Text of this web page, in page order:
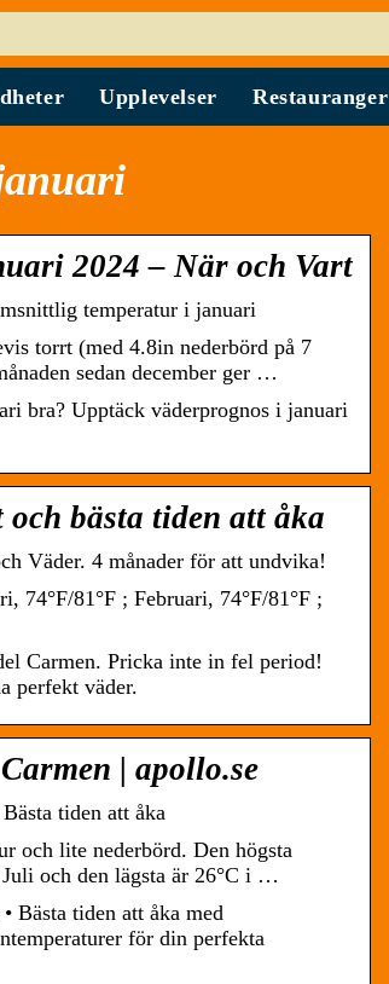
Upplevelser Restauranger
2024 – När och Vart
temperatur i januari
torrt (med 4.8in nederbörd på 7
sedan december ger …
bra? Upptäck väderprognos i januari
bästa tiden att åka
Väder. 4 månader för att undvika!
74°F/81°F ; Februari, 74°F/81°F ;
Carmen. Pricka inte in fel period!
perfekt väder.
| apollo.se
tiden att åka
och lite nederbörd. Den högsta
och den lägsta är 26°C i …
Bästa tiden att åka med
för din perfekta